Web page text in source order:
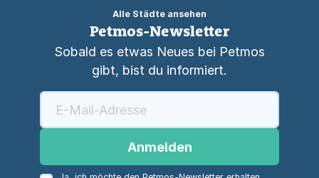
Alle Städte ansehen
Petmos-Newsletter
Sobald es etwas Neues bei Petmos
gibt, bist du informiert.
Anmelden